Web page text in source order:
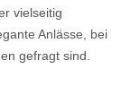
vielseitig
Anlässe, bei
gefragt sind.